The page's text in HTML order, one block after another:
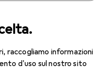
raccogliamo informazioni
d'uso sul nostro sito
74C2HYE